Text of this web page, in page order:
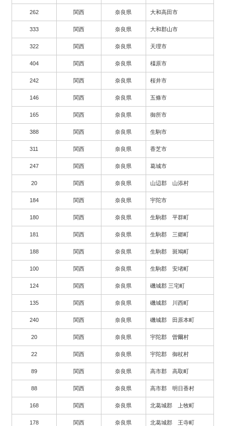
262 関西 奈良県 大和高田市
333 関西 奈良県 大和郡山市
322 関西 奈良県 天理市
404 関西 奈良県 橿原市
242 関西 奈良県 桜井市
146 関西 奈良県 五條市
165 関西 奈良県 御所市
388 関西 奈良県 生駒市
311 関西 奈良県 香芝市
247 関西 奈良県 葛城市
20 関西 奈良県 山辺郡 山添村
184 関西 奈良県 宇陀市
180 関西 奈良県 生駒郡 平群町
181 関西 奈良県 生駒郡 三郷町
188 関西 奈良県 生駒郡 斑鳩町
100 関西 奈良県 生駒郡 安堵町
124 関西 奈良県 磯城郡 三宅町
135 関西 奈良県 磯城郡 川西町
240 関西 奈良県 磯城郡 田原本町
20 関西 奈良県 宇陀郡 曽爾村
22 関西 奈良県 宇陀郡 御杖村
89 関西 奈良県 高市郡 高取町
88 関西 奈良県 高市郡 明日香村
168 関西 奈良県 北葛城郡 上牧町
178 関西 奈良県 北葛城郡 王寺町